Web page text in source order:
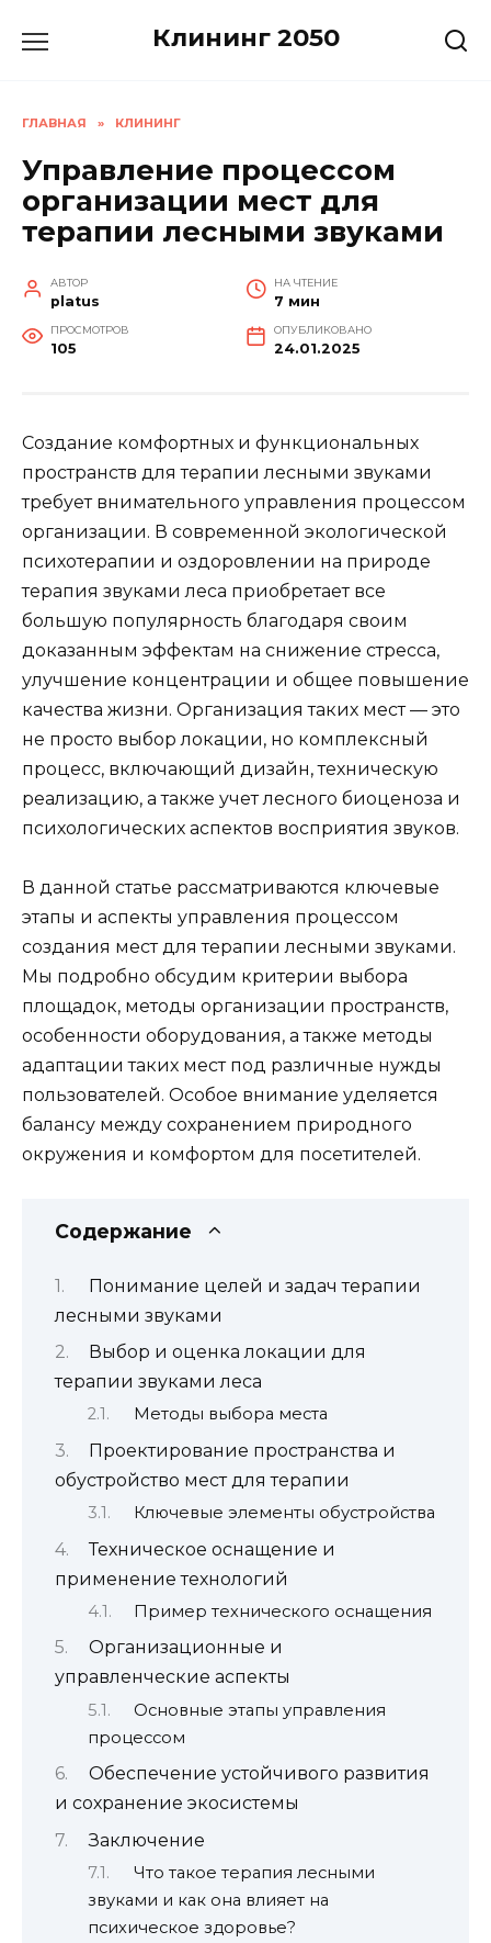
Клининг 2050
ГЛАВНАЯ » КЛИНИНГ
Управление процессом
организации мест для
терапии лесными звуками
АВТОР
platus
НА ЧТЕНИЕ
7 мин
ПРОСМОТРОВ
105
ОПУБЛИКОВАНО
24.01.2025
Создание комфортных и функциональных
пространств для терапии лесными звуками
требует внимательного управления процессом
организации. В современной экологической
психотерапии и оздоровлении на природе
терапия звуками леса приобретает все
большую популярность благодаря своим
доказанным эффектам на снижение стресса,
улучшение концентрации и общее повышение
качества жизни. Организация таких мест — это
не просто выбор локации, но комплексный
процесс, включающий дизайн, техническую
реализацию, а также учет лесного биоценоза и
психологических аспектов восприятия звуков.
В данной статье рассматриваются ключевые
этапы и аспекты управления процессом
создания мест для терапии лесными звуками.
Мы подробно обсудим критерии выбора
площадок, методы организации пространств,
особенности оборудования, а также методы
адаптации таких мест под различные нужды
пользователей. Особое внимание уделяется
балансу между сохранением природного
окружения и комфортом для посетителей.
Содержание
Понимание целей и задач терапии
лесными звуками
Выбор и оценка локации для
терапии звуками леса
Методы выбора места
Проектирование пространства и
обустройство мест для терапии
Ключевые элементы обустройства
Техническое оснащение и
применение технологий
Пример технического оснащения
Организационные и
управленческие аспекты
Основные этапы управления
процессом
Обеспечение устойчивого развития
и сохранение экосистемы
Заключение
Что такое терапия лесными
звуками и как она влияет на
психическое здоровье?